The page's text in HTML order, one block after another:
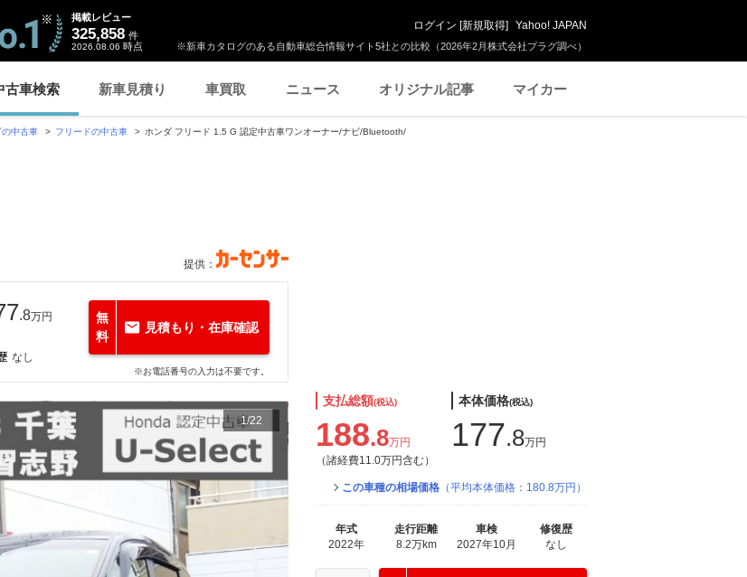
※新車カタログのある自動車総合情報サイト5社との比較（2026年2月株式会社プラグ調べ）
掲載レビュー
325,858 件
2026.08.06 時点
ログイン [新規取得] Yahoo! JAPAN
古車検索 新車見積り 車買取 ニュース オリジナル記事 マイカー
の中古車 フリードの中古車 ホンダ フリード 1.5 G 認定中古車ワンオーナー/ナビ/Bluetooth/
提供：
.8万円
なし
無
料
見積もり・在庫確認
※お電話番号の入力は不要です。
1/22
支払総額(税込)
188.8万円
（諸経費11.0万円含む）
本体価格(税込)
177.8万円
この車種の相場価格 （平均本体価格：180.8万円）
年式
2022年
走行距離
8.2万km
車検
2027年10月
修復歴
なし